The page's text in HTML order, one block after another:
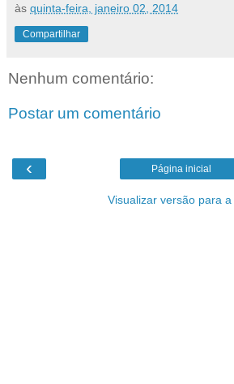
às quinta-feira, janeiro 02, 2014
Compartilhar
Nenhum comentário:
Postar um comentário
‹ Página inicial
Visualizar versão para a